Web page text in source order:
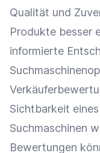
Qualität und
Produkte besser
informierte
Sichtbarkeit eines
Suchmaschinen
Bewertungen